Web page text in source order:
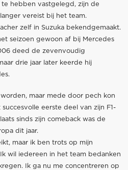
hebben vastgelegd, zijn de
vereist bij het team.
zelf in Suzuka bekendgemaakt.
seizoen gewoon af bij Mercedes
deed de zevenvoudig
drie jaar later keerde hij
maar mede door pech kon
eerste deel van zijn F1-
sinds zijn comeback was de
dit jaar.
maar ik ben trots op mijn
wil iedereen in het team bedanken
Ik ga nu me concentreren op